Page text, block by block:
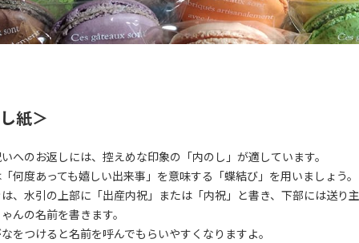
紙＞
へのお返しには、控えめな印象の「内のし」が適しています。
何度あっても嬉しい出来事」を意味する「蝶結び」を用いましょう。
、水引の上部に「出産内祝」または「内祝」と書き、下部には送り
んの名前を書きます。
をつけると名前を呼んでもらいやすくなりますよ。